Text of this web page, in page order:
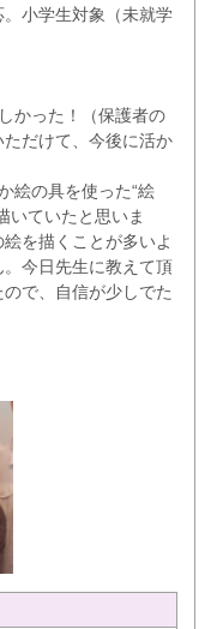
小学生対象（未就学
かった！（保護者の
だけて、今後に活か
絵の具を使った“絵
いていたと思いま
を描くことが多いよ
今日先生に教えて頂
で、自信が少しでた